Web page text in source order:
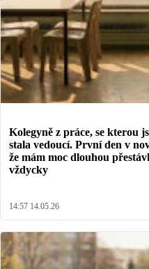
Kolegyně z práce, se kterou
stala vedoucí. První den v
že mám moc dlouhou
vždycky
14:57 14.05.26